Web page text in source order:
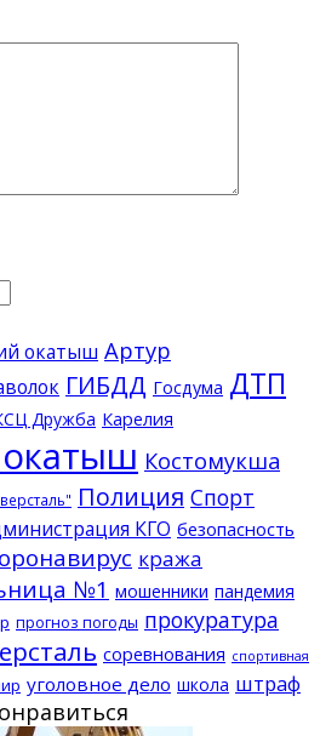
окатыш Артур
ГИБДД Госдума ДТП
Дружба Карелия
Костомукша
Полиция Спорт
КГО безопасность
кража
№1 мошенники пандемия
прогноз погоды прокуратура
соревнования спортивная
уголовное дело школа штраф